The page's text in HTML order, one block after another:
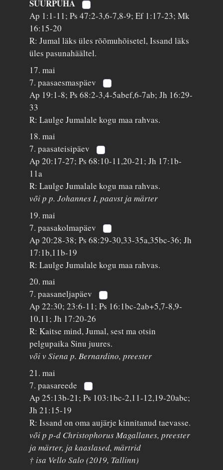
SUURPÜHA
Ap 1:1-11; Ps 47:2-3,6-7,8-9; Ef 1:17-23; Mk
16:15-20
R: Jumal läks üles rõõmuhõisetel, Issand läks
üles pasunahäältel.
17. mai
7. paasaesmaspäev
Ap 19:1-8; Ps 68:2-3,4-5abef,6-7ab; Jh 16:29-
33
R: Laulge Jumalale kogu maa rahvas.
18. mai
7. paasateisipäev
Ap 20:17-27; Ps 68:10-11,20-21; Jh 17:1b-
11a
R: Laulge Jumalale kogu maa rahvas.
või p p. Johannes I, paavst ja märter
19. mai
7. paasakolmapäev
Ap 20:28-38; Ps 68:29-30,33-35a,35bc-36; Jh
17:1b,11b-19
R: Laulge Jumalale kogu maa rahvas.
20. mai
7. paasaneljapäev
Ap 22:30; 23:6-11; Ps 16:1bc-2ab+5,7-8,9-
10,11; Jh 17:20-26
R: Kaitse mind, Jumal, sest ma otsin
pelgupaika Sinu juures.
või v Siena p. Bernardino, preester
21. mai
7. paasareede
Ap 25:13b-21; Ps 103:1bc-2,11-12,19-20abc;
Jh 21:15-19
R: Issand on oma aujärje kinnitanud taevasse.
või p p-d Christophorus Magallanes, preester
ja märter, ja kaaslased, märtrid
† isa Vello Salo (2019, Tallinn)